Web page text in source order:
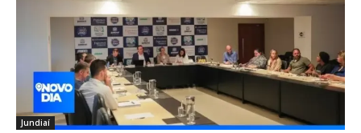
Jundiaí